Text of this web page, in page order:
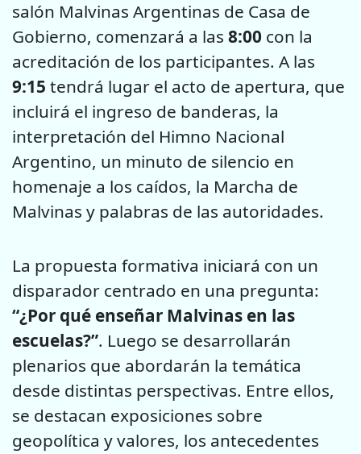
salón Malvinas Argentinas de Casa de
Gobierno, comenzará a las 8:00 con la
acreditación de los participantes. A las
9:15 tendrá lugar el acto de apertura, que
incluirá el ingreso de banderas, la
interpretación del Himno Nacional
Argentino, un minuto de silencio en
homenaje a los caídos, la Marcha de
Malvinas y palabras de las autoridades.
La propuesta formativa iniciará con un
disparador centrado en una pregunta:
“¿Por qué enseñar Malvinas en las
escuelas?”. Luego se desarrollarán
plenarios que abordarán la temática
desde distintas perspectivas. Entre ellos,
se destacan exposiciones sobre
geopolítica y valores, los antecedentes